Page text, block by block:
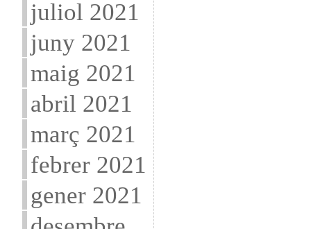
juliol 2021
juny 2021
maig 2021
abril 2021
març 2021
febrer 2021
gener 2021